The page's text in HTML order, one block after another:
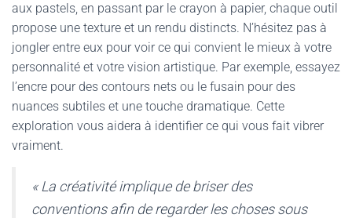
aux pastels, en passant par le crayon à papier, chaque outil
propose une texture et un rendu distincts. N’hésitez pas à
jonglerentre eux pour voir ce qui convient le mieux à votre
personnalité et votre vision artistique. Par exemple, essayez
l’encre pour des contours nets ou le fusain pour des
nuances subtiles et une touche dramatique. Cette
exploration vous aidera à identifier ce qui vous fait vibrer
vraiment.
« La créativité implique de briser des
conventions afin de regarder les choses sous